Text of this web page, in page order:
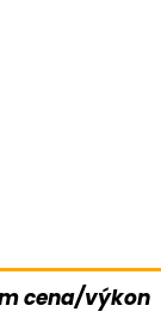
cena/výkon